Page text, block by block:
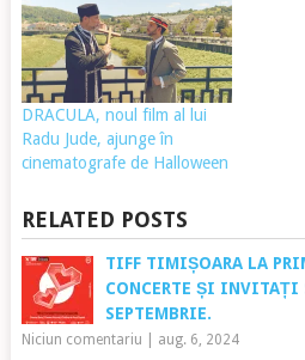
DRACULA, noul film al lui
Radu Jude, ajunge în
cinematografe de Halloween
RELATED POSTS
TIFF TIMIȘOARA LA
CONCERTE ȘI
SEPTEMBRIE.
Niciun comentariu aug. 6, 2024